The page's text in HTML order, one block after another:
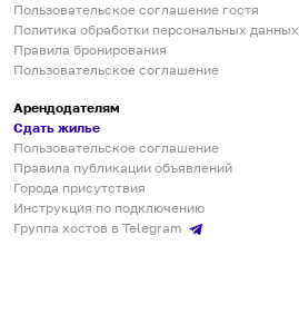
Пользовательское соглашение гостя
Политика обработки персональных данных
Правила бронирования
Пользовательское соглашение
Арендодателям
Сдать жилье
Пользовательское соглашение
Правила публикации объявлений
Города присутствия
Инструкция по подключению
Группа хостов в Telegram